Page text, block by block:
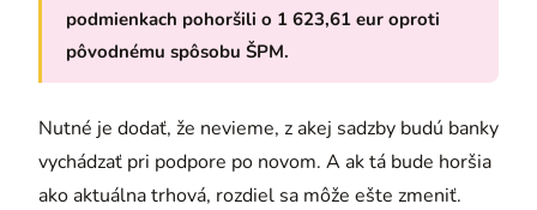
podmienkach pohoršili o 1 623,61 eur oproti
pôvodnému spôsobu ŠPM.
Nutné je dodať, že nevieme, z akej sadzby budú banky
vychádzať pri podpore po novom. A ak tá bude horšia
ako aktuálna trhová, rozdiel sa môže ešte zmeniť.